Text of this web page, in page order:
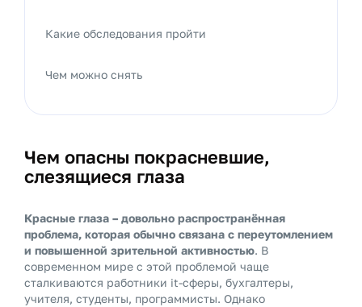
Чем опасны покрасневшие,
слезящиеся глаза
Красные глаза – довольно распространённая
проблема, которая обычно связана с переутомлением
и повышенной зрительной активностью. В
современном мире с этой проблемой чаще
сталкиваются работники it-сферы, бухгалтеры,
учителя, студенты, программисты. Однако
Какие обследования пройти
Чем можно снять